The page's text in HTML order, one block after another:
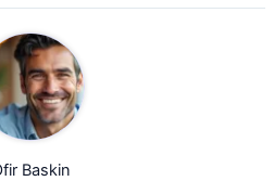
Baskin